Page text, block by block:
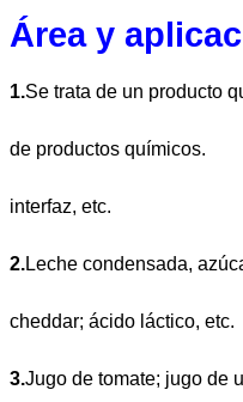
Área y
1.Se trata de un producto
de productos químicos.
interfaz, etc.
2.Leche condensada,
cheddar; ácido láctico, etc.
3.Jugo de tomate; jugo de